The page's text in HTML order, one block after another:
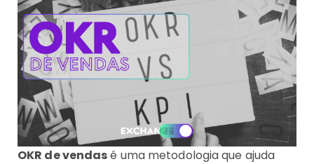
OKR de vendasé uma metodologia que ajuda